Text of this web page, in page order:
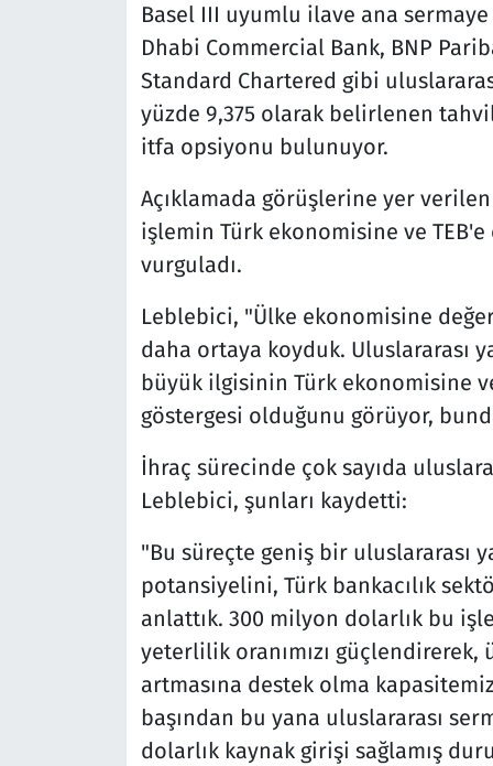
Basel III uyumlu ilave ana
Dhabi Commercial Bank, BNP
Standard Chartered gibi
yüzde 9,375 olarak belirlenen
itfa opsiyonu bulunuyor.
Açıklamada görüşlerine yer
işlemin Türk ekonomisine ve
vurguladı.
Leblebici, "Ülke ekonomisine
daha ortaya koyduk. Uluslararası
büyük ilgisinin Türk ekonomisine
göstergesi olduğunu görüyor,
İhraç sürecinde çok sayıda
Leblebici, şunları kaydetti:
"Bu süreçte geniş bir uluslararası
potansiyelini, Türk bankacılık
anlattık. 300 milyon dolarlık bu
yeterlilik oranımızı güçlendirerek,
artmasına destek olma
başından bu yana uluslararası
dolarlık kaynak girişi sağlamış